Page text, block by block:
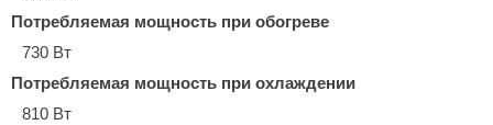
Потребляемая мощность при обогреве
730 Вт
Потребляемая мощность при охлаждении
810 Вт